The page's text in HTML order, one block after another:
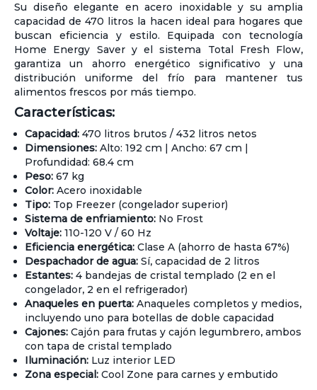
Su diseño elegante en acero inoxidable y su amplia
capacidad de 470 litros la hacen ideal para hogares que
buscan eficiencia y estilo. Equipada con tecnología
Home Energy Saver y el sistema Total Fresh Flow,
garantiza un ahorro energético significativo y una
distribución uniforme del frío para mantener tus
alimentos frescos por más tiempo.
Características:
Capacidad: 470 litros brutos / 432 litros netos
Dimensiones: Alto: 192 cm | Ancho: 67 cm |
Profundidad: 68.4 cm
Peso: 67 kg
Color: Acero inoxidable
Tipo: Top Freezer (congelador superior)
Sistema de enfriamiento: No Frost
Voltaje: 110-120 V / 60 Hz
Eficiencia energética: Clase A (ahorro de hasta 67%)
Despachador de agua: Sí, capacidad de 2 litros
Estantes: 4 bandejas de cristal templado (2 en el
congelador, 2 en el refrigerador)
Anaqueles en puerta: Anaqueles completos y medios,
incluyendo uno para botellas de doble capacidad
Cajones: Cajón para frutas y cajón legumbrero, ambos
con tapa de cristal templado
Iluminación: Luz interior LED
Zona especial: Cool Zone para carnes y embutido